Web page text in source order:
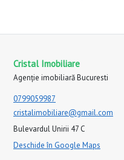
Cristal Imobiliare
Agenție imobiliară Bucuresti
0799059987
cristalimobiliare@gmail.com
Bulevardul Unirii 47 C
Deschide în Google Maps